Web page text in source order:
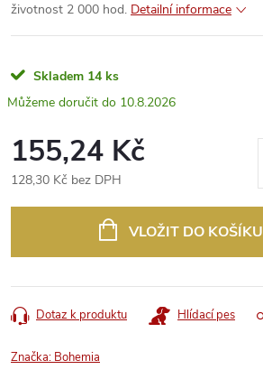
životnost 2 000 hod. Detailní informace
Skladem 14 ks
10.8.2026
155,24 Kč
128,30 Kč bez DPH
VLOŽIT DO KOŠÍKU
Dotaz k produktu Hlídací pes
Značka: Bohemia